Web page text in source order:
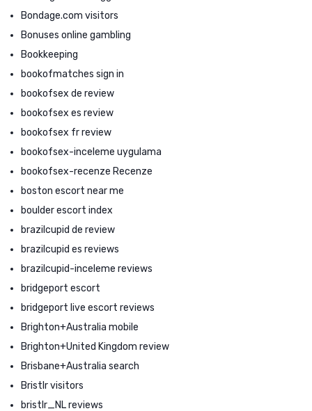
Bondage.com visitors
Bonuses online gambling
Bookkeeping
bookofmatches sign in
bookofsex de review
bookofsex es review
bookofsex fr review
bookofsex-inceleme uygulama
bookofsex-recenze Recenze
boston escort near me
boulder escort index
brazilcupid de review
brazilcupid es reviews
brazilcupid-inceleme reviews
bridgeport escort
bridgeport live escort reviews
Brighton+Australia mobile
Brighton+United Kingdom review
Brisbane+Australia search
Bristlr visitors
bristlr_NL reviews